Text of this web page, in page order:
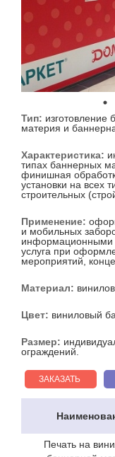
Тип: изготовление
материя и
Характеристика:
типах баннерных
финишная
установки на всех
строительных
Применение:
и мобильных
информационными
услуга при
мероприятий,
Материал:
Цвет: виниловый
Размер:
ограждений.
ЗАКАЗАТЬ
Печать на